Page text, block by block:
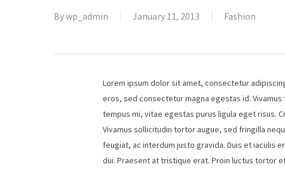
Bywp_admin January 11, 2013 Fashion
Lorem ipsum dolor sit amet, consectetur
eros, sed consectetur magna egestas id.
tempus mi, vitae egestas purus ligula eget risus.
Vivamus sollicitudin tortor augue, sed fringilla
feugiat, ac interdum justo gravida. Duis et iaculis
dui. Praesent at tristique erat. Proin luctus tortor